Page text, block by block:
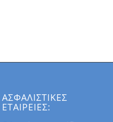
ΑΣΦΑΛΙΣΤΙΚΕΣ
ΕΤΑΙΡΕΙΕΣ: